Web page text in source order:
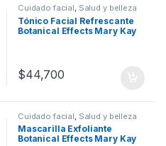
Cuidado facial, Salud y belleza
Tónico Facial Refrescante
Botanical Effects Mary Kay
$44,700
Cuidado facial Salud y belleza
Mascarilla Exfoliante
Botanical Effects Mary Kay